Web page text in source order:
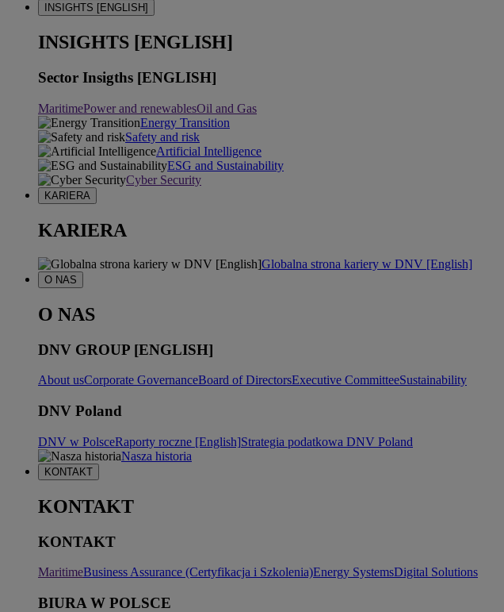
INSIGHTS [ENGLISH]
INSIGHTS [ENGLISH]
Sector Insigths [ENGLISH]
MaritimePower and renewablesOil and Gas
Energy Transition
Safety and risk
Artificial Intelligence
ESG and Sustainability
Cyber Security
KARIERA
KARIERA
Globalna strona kariery w DNV [English]
O NAS
O NAS
DNV GROUP [ENGLISH]
About usCorporate GovernanceBoard of DirectorsExecutive CommitteeSustainability
DNV Poland
DNV w PolsceRaporty roczne [English]Strategia podatkowa DNV Poland
Nasza historia
KONTAKT
KONTAKT
KONTAKT
MaritimeBusiness Assurance (Certyfikacja i Szkolenia)Energy SystemsDigital Solutions
BIURA W POLSCE